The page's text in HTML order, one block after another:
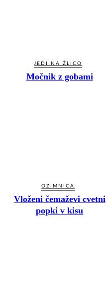
JEDI NA ŽLICO
Močnik z gobami
OZIMNICA
Vloženi čemaževi cvetni
popki v kisu